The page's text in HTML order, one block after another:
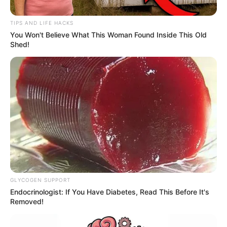
Cormagdalena
Río Magdalena, Barrancabermeja
Por:Edna Catalina Porras Pico
Mayo 23, 2025
TIPS AND LIFE HACKS
You Won't Believe What This Woman Found Inside This Old
Shed!
GLYCOGEN SUPPORT
Endocrinologist: If You Have Diabetes, Read This Before It's
Removed!